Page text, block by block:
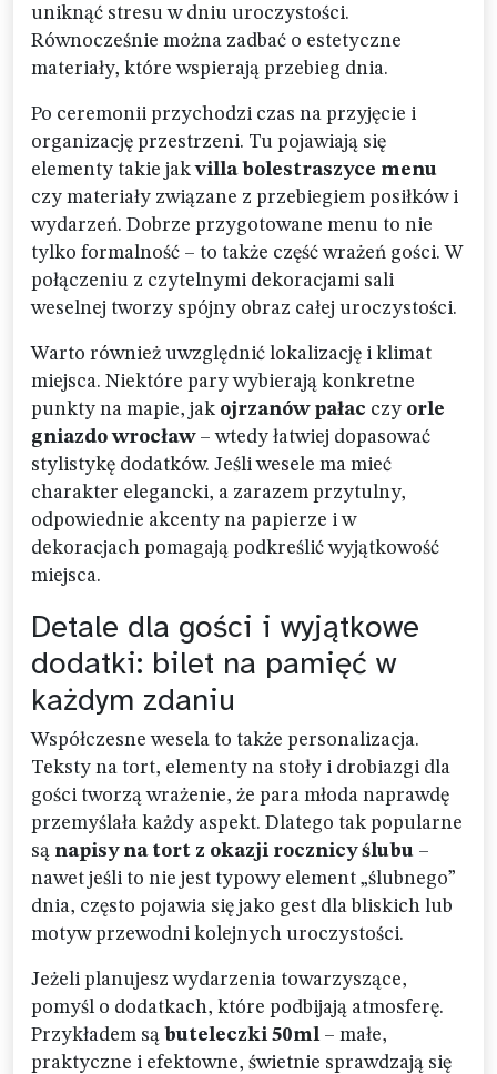
uniknąć stresu w dniu uroczystości.
Równocześnie można zadbać o estetyczne
materiały, które wspierają przebieg dnia.
Po ceremonii przychodzi czas na przyjęcie i
organizację przestrzeni. Tu pojawiają się
elementy takie jakvilla bolestraszyce menu
czy materiały związane z przebiegiem posiłków i
wydarzeń. Dobrze przygotowane menu to nie
tylko formalność – to także część wrażeń gości. W
połączeniu z czytelnymi dekoracjami sali
weselnej tworzy spójny obraz całej uroczystości.
Warto również uwzględnić lokalizację i klimat
miejsca. Niektóre pary wybierają konkretne
punkty na mapie, jak ojrzanów pałac czy orle
gniazdo wrocław– wtedy łatwiej dopasować
stylistykę dodatków. Jeśli wesele ma mieć
charakter elegancki, a zarazem przytulny,
odpowiednie akcenty na papierze i w
dekoracjach pomagają podkreślić wyjątkowość
miejsca.
Detale dla gości i wyjątkowe
dodatki: bilet na pamięć w
każdym zdaniu
Współczesne wesela to także personalizacja.
Teksty na tort, elementy na stoły i drobiazgi dla
gości tworzą wrażenie, że para młoda naprawdę
przemyślała każdy aspekt. Dlatego tak popularne
są napisy na tort z okazji rocznicy ślubu –
nawet jeśli to nie jest typowy element „ślubnego”
dnia, często pojawia się jako gest dla bliskich lub
motyw przewodni kolejnych uroczystości.
Jeżeli planujesz wydarzenia towarzyszące,
pomyśl o dodatkach, które podbijają atmosferę.
Przykładem są buteleczki 50ml– małe,
praktyczne i efektowne, świetnie sprawdzają się